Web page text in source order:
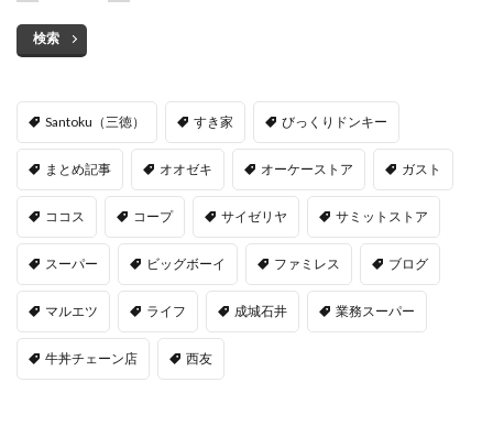
検索
Santoku（三徳） すき家 びっくりドンキー
まとめ記事 オオゼキ オーケーストア ガスト
ココス コープ サイゼリヤ サミットストア
スーパー ビッグボーイ ファミレス ブログ
マルエツ ライフ 成城石井 業務スーパー
牛丼チェーン店 西友